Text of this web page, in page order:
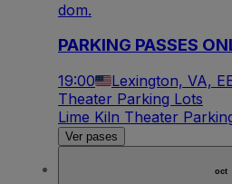
dom.
PARKING PASSES
19:00 Lexington, VA,
Theater Parking Lots
Lime Kiln Theater
Ver pases
oct